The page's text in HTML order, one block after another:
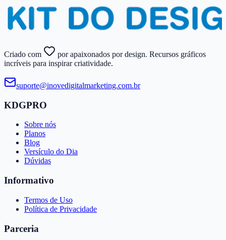
Criado com
por apaixonados por design. Recursos gráficos
incríveis para inspirar criatividade.
suporte@​inovedigitalmarketing.​com.​br
KDGPRO
Sobre nós
Planos
Blog
Versículo do Dia
Dúvidas
Informativo
Termos de Uso
Política de Privacidade
Parceria